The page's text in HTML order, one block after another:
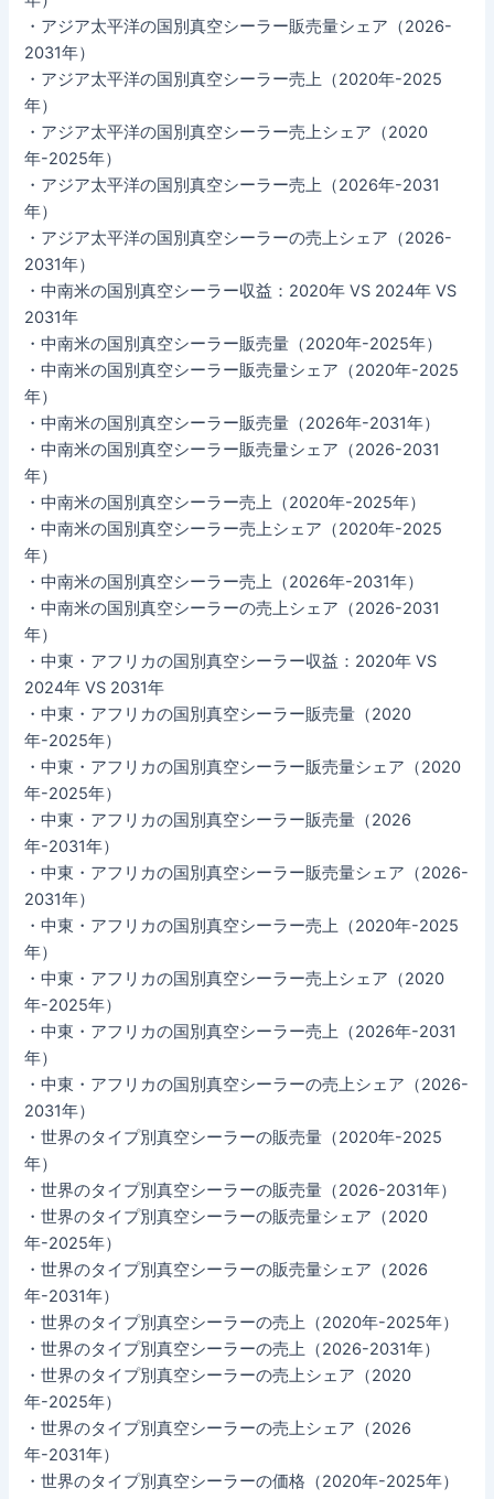
・アジア太平洋の国別真空シーラー販売量シェア（2026-
2031年）
・アジア太平洋の国別真空シーラー売上（2020年-2025
年）
・アジア太平洋の国別真空シーラー売上シェア（2020
年-2025年）
・アジア太平洋の国別真空シーラー売上（2026年-2031
年）
・アジア太平洋の国別真空シーラーの売上シェア（2026-
2031年）
・中南米の国別真空シーラー収益：2020年 VS 2024年 VS
2031年
・中南米の国別真空シーラー販売量（2020年-2025年）
・中南米の国別真空シーラー販売量シェア（2020年-2025
年）
・中南米の国別真空シーラー販売量（2026年-2031年）
・中南米の国別真空シーラー販売量シェア（2026-2031
年）
・中南米の国別真空シーラー売上（2020年-2025年）
・中南米の国別真空シーラー売上シェア（2020年-2025
年）
・中南米の国別真空シーラー売上（2026年-2031年）
・中南米の国別真空シーラーの売上シェア（2026-2031
年）
・中東・アフリカの国別真空シーラー収益：2020年 VS
2024年 VS 2031年
・中東・アフリカの国別真空シーラー販売量（2020
年-2025年）
・中東・アフリカの国別真空シーラー販売量シェア（2020
年-2025年）
・中東・アフリカの国別真空シーラー販売量（2026
年-2031年）
・中東・アフリカの国別真空シーラー販売量シェア（2026-
2031年）
・中東・アフリカの国別真空シーラー売上（2020年-2025
年）
・中東・アフリカの国別真空シーラー売上シェア（2020
年-2025年）
・中東・アフリカの国別真空シーラー売上（2026年-2031
年）
・中東・アフリカの国別真空シーラーの売上シェア（2026-
2031年）
・世界のタイプ別真空シーラーの販売量（2020年-2025
年）
・世界のタイプ別真空シーラーの販売量（2026-2031年）
・世界のタイプ別真空シーラーの販売量シェア（2020
年-2025年）
・世界のタイプ別真空シーラーの販売量シェア（2026
年-2031年）
・世界のタイプ別真空シーラーの売上（2020年-2025年）
・世界のタイプ別真空シーラーの売上（2026-2031年）
・世界のタイプ別真空シーラーの売上シェア（2020
年-2025年）
・世界のタイプ別真空シーラーの売上シェア（2026
年-2031年）
・世界のタイプ別真空シーラーの価格（2020年-2025年）